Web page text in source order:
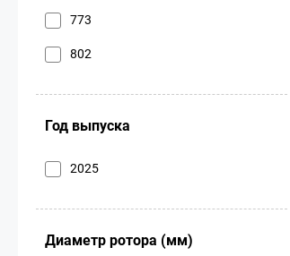
773
802
Год выпуска
2025
Диаметр ротора (мм)